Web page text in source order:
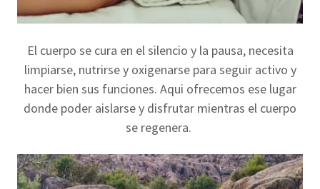
El cuerpo se cura en el silencio y la pausa, necesita
limpiarse, nutrirse y oxigenarse para seguir activo y
hacer bien sus funciones. Aqui ofrecemos ese lugar
donde poder aislarse y disfrutar mientras el cuerpo
se regenera.